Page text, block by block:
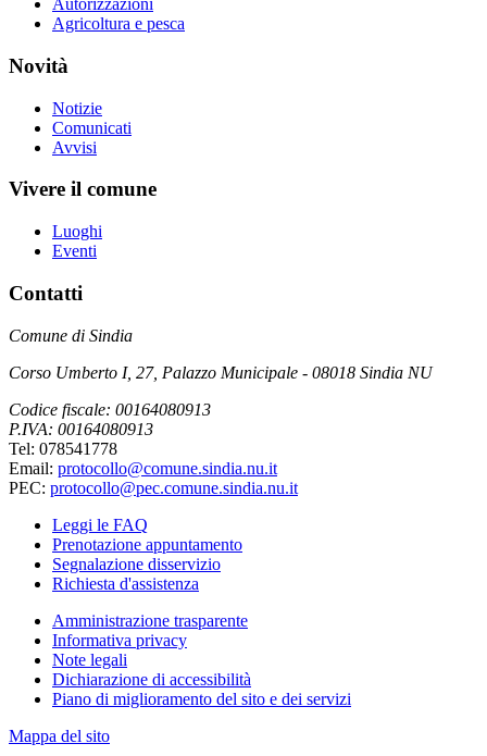
Autorizzazioni
Agricoltura e pesca
Novità
Notizie
Comunicati
Avvisi
Vivere il comune
Luoghi
Eventi
Contatti
Comune di Sindia
Corso Umberto I, 27, Palazzo Municipale - 08018 Sindia NU
Codice fiscale: 00164080913
P.IVA: 00164080913
Tel: 078541778
Email: protocollo@comune.sindia.nu.it
PEC: protocollo@pec.comune.sindia.nu.it
Leggi le FAQ
Prenotazione appuntamento
Segnalazione disservizio
Richiesta d'assistenza
Amministrazione trasparente
Informativa privacy
Note legali
Dichiarazione di accessibilità
Piano di miglioramento del sito e dei servizi
Mappa del sito